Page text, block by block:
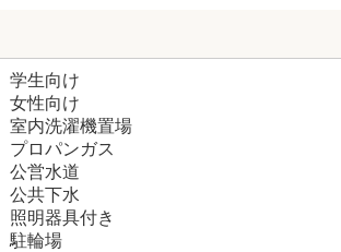
学生向け
女性向け
室内洗濯機置場
プロパンガス
公営水道
公共下水
照明器具付き
駐輪場